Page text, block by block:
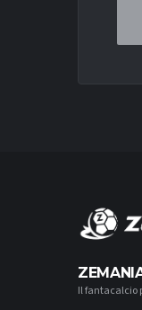
Il fantacalcio